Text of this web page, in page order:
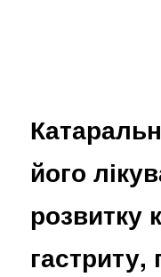
його
розвитку
гастриту,